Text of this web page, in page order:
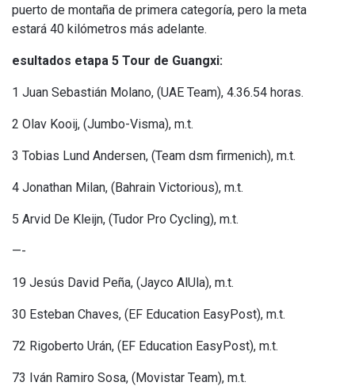
puerto de montaña de primera categoría, pero la meta
estará 40 kilómetros más adelante.
esultados etapa 5 Tour de Guangxi:
1 Juan Sebastián Molano, (UAE Team), 4.36.54 horas.
2 Olav Kooij, (Jumbo-Visma), m.t.
3 Tobias Lund Andersen, (Team dsm firmenich), m.t.
4 Jonathan Milan, (Bahrain Victorious), m.t.
5 Arvid De Kleijn, (Tudor Pro Cycling), m.t.
—-
19 Jesús David Peña, (Jayco AlUla), m.t.
30 Esteban Chaves, (EF Education EasyPost), m.t.
72 Rigoberto Urán, (EF Education EasyPost), m.t.
73 Iván Ramiro Sosa, (Movistar Team), m.t.